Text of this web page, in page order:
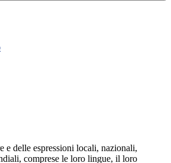
e delle espressioni locali, nazionali,
comprese le loro lingue, il loro